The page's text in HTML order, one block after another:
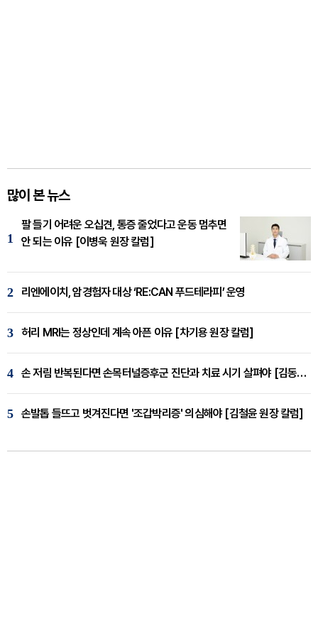
많이 본 뉴스
1
팔 들기 어려운 오십견, 통증 줄었다고 운동 멈추면
안 되는 이유 [이병욱 원장 칼럼]
2 리엔에이치, 암경험자 대상 ‘RE:CAN 푸드테라피’ 운영
3 허리 MRI는 정상인데 계속 아픈 이유 [차기용 원장 칼럼]
4 손 저림 반복된다면 손목터널증후군 진단과 치료 시기 살펴야 [김동현 원장 칼럼]
5 손발톱 들뜨고 벗겨진다면 '조갑박리증' 의심해야 [김철윤 원장 칼럼]